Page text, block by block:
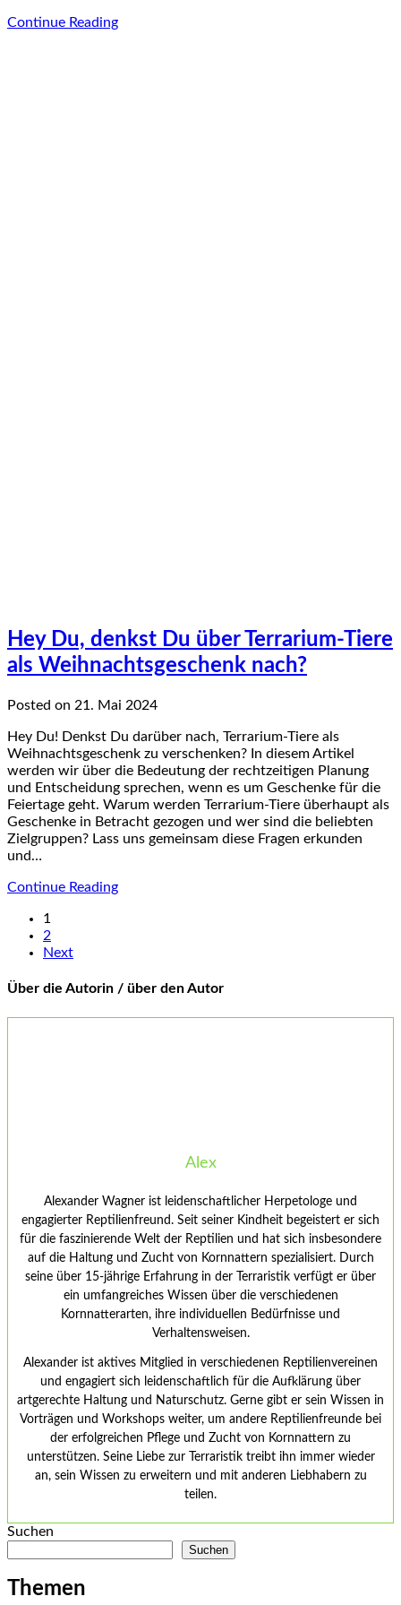
Continue Reading
Hey Du, denkst Du über Terrarium-Tiere
als Weihnachtsgeschenk nach?
Posted on 21. Mai 2024
Hey Du! Denkst Du darüber nach, Terrarium-Tiere als
Weihnachtsgeschenk zu verschenken? In diesem Artikel
werden wir über die Bedeutung der rechtzeitigen Planung
und Entscheidung sprechen, wenn es um Geschenke für die
Feiertage geht. Warum werden Terrarium-Tiere überhaupt als
Geschenke in Betracht gezogen und wer sind die beliebten
Zielgruppen? Lass uns gemeinsam diese Fragen erkunden
und…
Continue Reading
1
2
Next
Über die Autorin / über den Autor
Alex
Alexander Wagner ist leidenschaftlicher Herpetologe und
engagierter Reptilienfreund. Seit seiner Kindheit begeistert er sich
für die faszinierende Welt der Reptilien und hat sich insbesondere
auf die Haltung und Zucht von Kornnattern spezialisiert. Durch
seine über 15-jährige Erfahrung in der Terraristik verfügt er über
ein umfangreiches Wissen über die verschiedenen
Kornnatterarten, ihre individuellen Bedürfnisse und
Verhaltensweisen.
Alexander ist aktives Mitglied in verschiedenen Reptilienvereinen
und engagiert sich leidenschaftlich für die Aufklärung über
artgerechte Haltung und Naturschutz. Gerne gibt er sein Wissen in
Vorträgen und Workshops weiter, um andere Reptilienfreunde bei
der erfolgreichen Pflege und Zucht von Kornnattern zu
unterstützen. Seine Liebe zur Terraristik treibt ihn immer wieder
an, sein Wissen zu erweitern und mit anderen Liebhabern zu
teilen.
Suchen
Suchen
Themen